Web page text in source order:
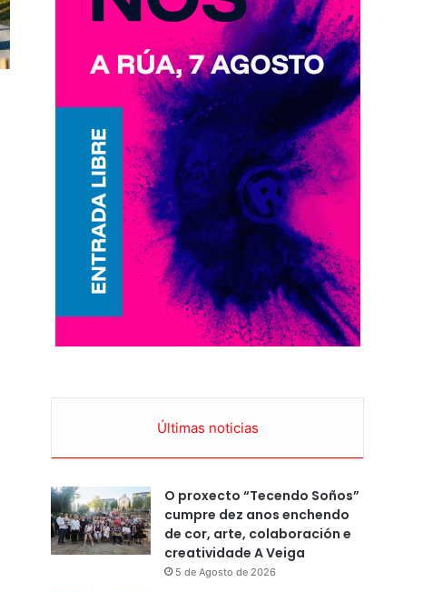
Últimas noticias
O proxecto “Tecendo Soños”
cumpre dez anos enchendo
de cor, arte, colaboración e
creatividade A Veiga
5 de Agosto de 2026